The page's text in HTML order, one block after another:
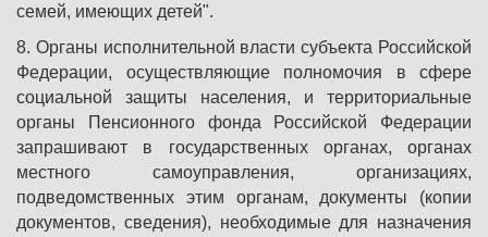
семей, имеющих детей".
8. Органы исполнительной власти субъекта Российской
Федерации, осуществляющие полномочия в сфере
социальной защиты населения, и территориальные
органы Пенсионного фонда Российской Федерации
запрашивают в государственных органах, органах
местного самоуправления, организациях,
подведомственных этим органам, документы (копии
документов, сведения), необходимые для назначения